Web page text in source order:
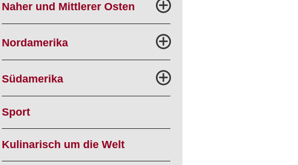
Naher und Mittlerer Osten
Nordamerika
Südamerika
Sport
Kulinarisch um die Welt